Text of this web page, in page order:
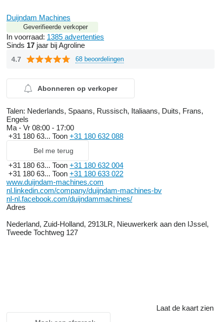
Duijndam Machines
Geverifieerde verkoper
In voorraad: 1385 advertenties
Sinds 17 jaar bij Agroline
4.7 68 beoordelingen
Abonneren op verkoper
Talen: Nederlands, Spaans, Russisch, Italiaans, Duits, Frans,
Engels
Ma - Vr 08:00 - 17:00
+31 180 63... Toon +31 180 632 088
Bel me terug
+31 180 63... Toon +31 180 632 004
+31 180 63... Toon +31 180 633 022
www.duijndam-machines.com
nl.linkedin.com/company/duijndam-machines-bv
nl-nl.facebook.com/duijndammachines/
Adres
Nederland, Zuid-Holland, 2913LR, Nieuwerkerk aan den IJssel,
Tweede Tochtweg 127
Laat de kaart zien